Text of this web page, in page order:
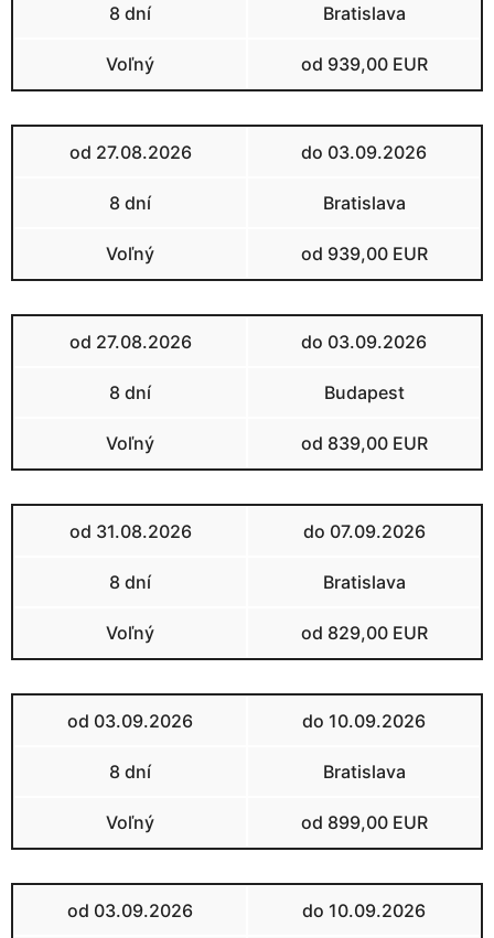
8 dní Bratislava
Voľný od 939,00 EUR
od 27.08.2026 do 03.09.2026
8 dní Bratislava
Voľný od 939,00 EUR
od 27.08.2026 do 03.09.2026
8 dní Budapest
Voľný od 839,00 EUR
od 31.08.2026 do 07.09.2026
8 dní Bratislava
Voľný od 829,00 EUR
od 03.09.2026 do 10.09.2026
8 dní Bratislava
Voľný od 899,00 EUR
od 03.09.2026 do 10.09.2026